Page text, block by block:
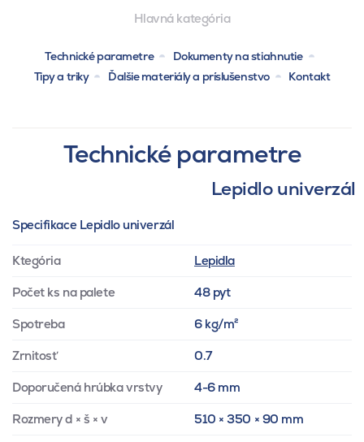
Hlavná kategória
Technické parametre
Dokumenty na stiahnutie
Tipy a triky
Ďalšie materiály a príslušenstvo Kontakt
Technické parametre
Lepidlo univerzál
Specifikace Lepidlo univerzál
Ktegória Lepidla
Počet ks na palete 48 pyt
Spotreba 6 kg/m²
Zrnitosť 0.7
Doporučená hrúbka vrstvy 4-6 mm
Rozmery d × š × v 510 × 350 × 90 mm